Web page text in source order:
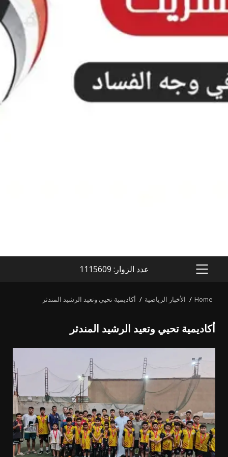
PRIMARY
عدد الزوار: 1115609
Home الأخبار الرياضية أكاديمية تحيي وتعيد الرشيد المندثر
أكاديمية تحيي وتعيد الرشيد المندثر